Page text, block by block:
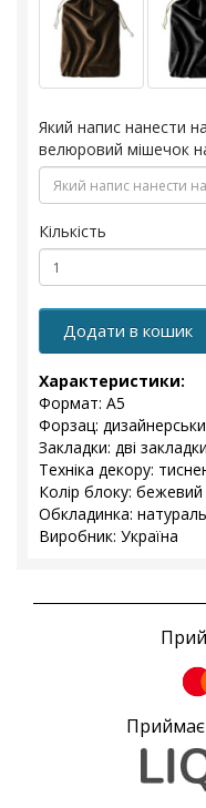
Який напис нанести
велюровий мішечок
Кількість
Додати в кошик
Характеристики:
Формат: А5
Форзац:
Закладки: дві
Техніка декору:
Колір блоку: бежевий
Обкладинка:
Виробник: Україна